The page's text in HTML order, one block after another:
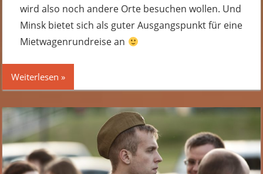
wird also noch andere Orte besuchen wollen. Und
Minsk bietet sich als guter Ausgangspunkt für eine
Mietwagenrundreise an
Weiterlesen